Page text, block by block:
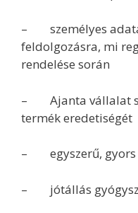
– személyes
feldolgozásra, mi
rendelése során
– Ajanta vállalat
termék eredetiségét
– egyszerű, gyors
– jótállás